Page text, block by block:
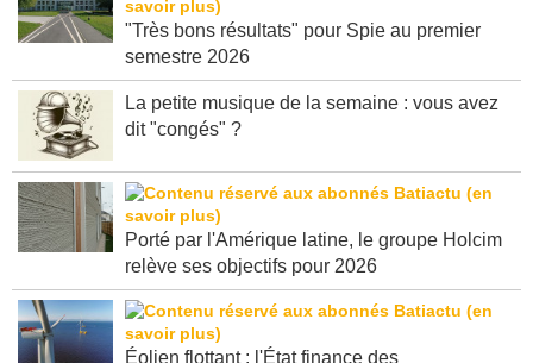
"Très bons résultats" pour Spie au premier
La petite musique de la semaine : vous avez
Porté par l'Amérique latine, le groupe Holcim